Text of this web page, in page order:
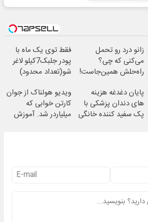
زانو درد رو تحمل
می‌کنی که چی؟
راه‌حلش همین‌جاست!
فقط توی یک ماه با
پودر جلبک7کیلو لاغر
شو(تعداد محدود)
پایان دغدغه هزینه
های دندان پزشکی با
پک سفید کننده خانگی
ویدیو هولناک از جوان
کارتن خوابی که
میلیاردر شد. آموزش